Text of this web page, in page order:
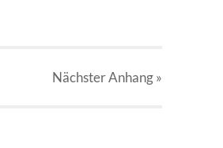
NächsterAnhang»